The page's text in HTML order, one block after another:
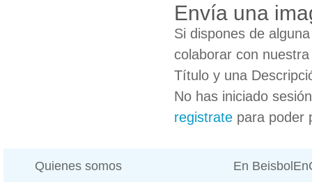
Envía una
Si dispones de
colaborar con
Título y una
No has iniciado
registrate para poder
Quienes somos En